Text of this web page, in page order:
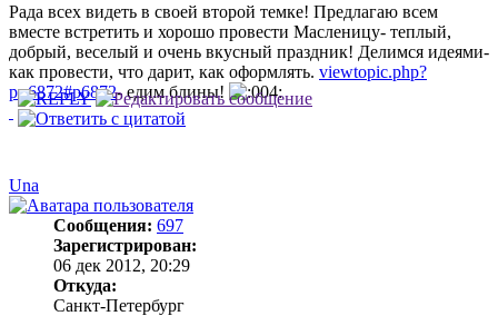
Рада всех видеть в своей второй темке! Предлагаю всем
вместе встретить и хорошо провести Масленицу- теплый,
добрый, веселый и очень вкусный праздник! Делимся идеями-
как провести, что дарит, как оформлять. viewtopic.php?
p=6872#p6872- едим блины!
Una
Сообщения: 697
Зарегистрирован:
06 дек 2012, 20:29
Откуда:
Санкт-Петербург